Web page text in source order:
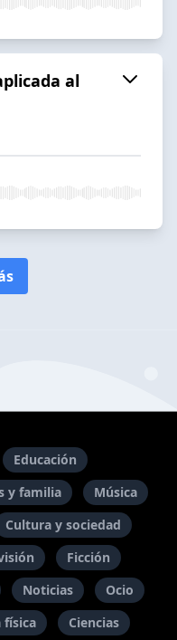
al
Educación
y familia
Música
Cultura y sociedad
Ficción
Noticias
Ocio
física Ciencias